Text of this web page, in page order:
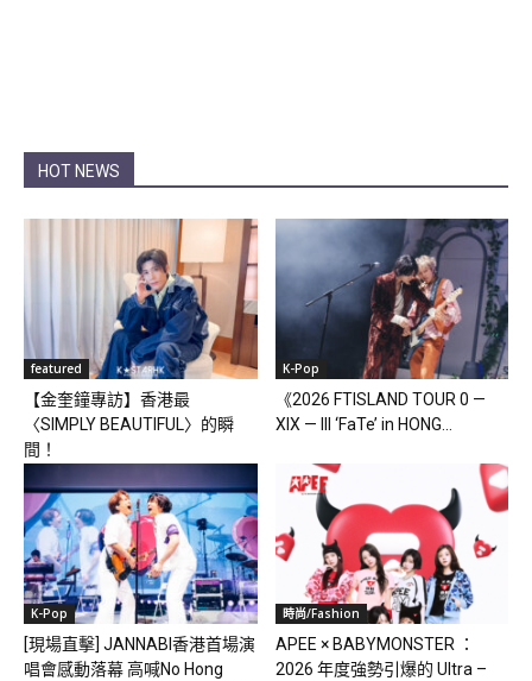
HOT NEWS
featured
【金奎鐘專訪】香港最
〈SIMPLY BEAUTIFUL〉的瞬
間！
K-Pop
《2026 FTISLAND TOUR 0 —
XIX — III ‘FaTe’ in HONG...
K-Pop
[現場直擊] JANNABI香港首場演
唱會感動落幕 高喊No Hong
時尚/Fashion
APEE × BABYMONSTER ：
2026 年度強勢引爆的 Ultra –